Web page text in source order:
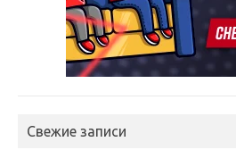
Свежие записи